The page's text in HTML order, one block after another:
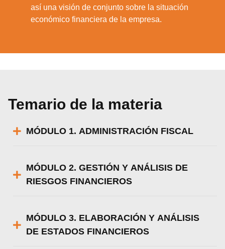
así una visión de conjunto sobre la situación
económico financiera de la empresa.
Temario de la materia
MÓDULO 1. ADMINISTRACIÓN FISCAL
MÓDULO 2. GESTIÓN Y ANÁLISIS DE
RIESGOS FINANCIEROS
MÓDULO 3. ELABORACIÓN Y ANÁLISIS
DE ESTADOS FINANCIEROS